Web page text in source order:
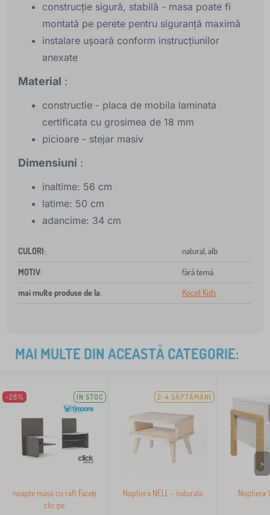
construcție sigură, stabilă - masa poate fi
montată pe perete pentru siguranță maximă
instalare ușoară conform instrucțiunilor
anexate
Material :
constructie - placa de mobila laminata
certificata cu grosimea de 18 mm
picioare - stejar masiv
Dimensiuni :
inaltime: 56 cm
latime: 50 cm
adancime: 34 cm
CULORI: natural, alb
MOTIV:
fără temă
mai multe produse de la: Kocot Kids
MAI MULTE DIN ACEASTĂ CATEGORIE:
-28% IN STOC
noapte masă cu raft Faceți
clic pe
2-4 SĂPTĂMÂNI
Noptiera NELL - naturala Noptiera
>